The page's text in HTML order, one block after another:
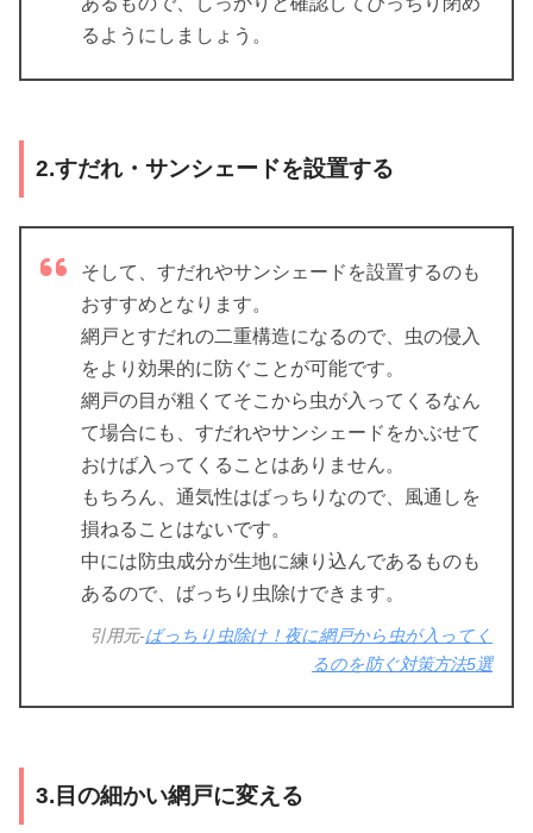
るようにしましょう。
2.すだれ・サンシェードを設置する
そして、すだれやサンシェードを設置するのも
おすすめとなります。
網戸とすだれの二重構造になるので、虫の侵入
をより効果的に防ぐことが可能です。
網戸の目が粗くてそこから虫が入ってくるなん
て場合にも、すだれやサンシェードをかぶせて
おけば入ってくることはありません。
もちろん、通気性はばっちりなので、風通しを
損ねることはないです。
中には防虫成分が生地に練り込んであるものも
あるので、ばっちり虫除けできます。
引用元-ばっちり虫除け！夜に網戸から虫が入ってく
るのを防ぐ対策方法5選
3.目の細かい網戸に変える